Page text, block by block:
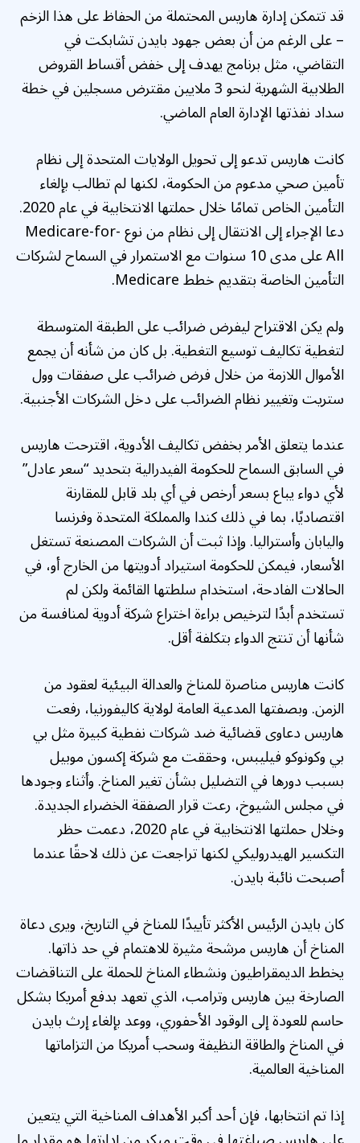
قد تتمكن إدارة هاريس المحتملة من الحفاظ على هذا الزخم
– على الرغم من أن بعض جهود بايدن تشابكت في
التقاضي، مثلبرنامج يهدف إلى خفض أقساط القروض
الطلابية الشهرية لنحو 3 ملايين مقترض مسجلين في خطة
سداد نفذتها الإدارة العام الماضي.
كانت هاريس تدعو إلى تحويل الولايات المتحدة إلى نظام
تأمين صحي مدعوم من الحكومة، لكنها لم تطالب بإلغاء
التأمين الخاص تمامًا خلال حملتها الانتخابية في عام 2020.
دعا الإجراء إلى الانتقال إلى نظام من نوع Medicare-for-
All على مدى 10 سنوات مع الاستمرار في السماح لشركات
التأمين الخاصة بتقديم خطط Medicare.
ولم يكن الاقتراح ليفرض ضرائب على الطبقة المتوسطة
لتغطية تكاليف توسيع التغطية. بل كان من شأنه أن يجمع
الأموال اللازمة من خلال فرض ضرائب على صفقات وول
ستريت وتغيير نظام الضرائب على دخل الشركات الأجنبية.
عندما يتعلق الأمر بخفض تكاليف الأدوية، اقترحت هاريس
في السابق السماح للحكومة الفيدرالية بتحديد “سعر عادل”
لأي دواء يباع بسعر أرخص في أي بلد قابل للمقارنة
اقتصاديًا، بما في ذلك كندا والمملكة المتحدة وفرنسا
واليابان وأستراليا. وإذا ثبت أن الشركات المصنعة تستغل
الأسعار، فيمكن للحكومة استيراد أدويتها من الخارج أو، في
الحالات الفادحة، استخدام سلطتها القائمة ولكن لم
تستخدم أبدًا لترخيص براءة اختراع شركة أدوية لمنافسة من
شأنها أن تنتج الدواء بتكلفة أقل.
كانت هاريس مناصرة للمناخ والعدالة البيئية لعقود من
الزمن. وبصفتها المدعية العامة لولاية كاليفورنيا، رفعت
هاريس دعاوى قضائية ضد شركات نفطية كبيرة مثل بي
بي وكونوكو فيليبس، وحققت مع شركة إكسون موبيل
بسبب دورها في التضليل بشأن تغير المناخ. وأثناء وجودها
في مجلس الشيوخ، رعت قرار الصفقة الخضراء الجديدة.
وخلال حملتها الانتخابية في عام 2020، دعمت حظر
التكسير الهيدروليكي لكنها تراجعت عن ذلك لاحقًا عندما
أصبحت نائبة بايدن.
كان بايدن الرئيس الأكثر تأييدًا للمناخ في التاريخ، ويرى دعاة
المناخ أن هاريس مرشحة مثيرة للاهتمام في حد ذاتها.
يخطط الديمقراطيون ونشطاء المناخ للحملة على التناقضات
الصارخة بين هاريس وترامب، الذي تعهد بدفع أمريكا بشكل
حاسم للعودة إلى الوقود الأحفوري، ووعد بإلغاء إرث بايدن
في المناخ والطاقة النظيفة وسحب أمريكا من التزاماتها
المناخية العالمية.
إذا تم انتخابها، فإن أحد أكبر الأهداف المناخية التي يتعين